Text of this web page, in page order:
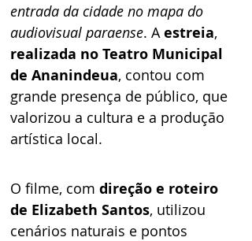
entrada da cidade no mapa do
audiovisual paraense. A estreia,
realizada no Teatro Municipal
de Ananindeua, contou com
grande presença de público, que
valorizou a cultura e a produção
artística local.
O filme, com direção e roteiro
de Elizabeth Santos, utilizou
cenários naturais e pontos